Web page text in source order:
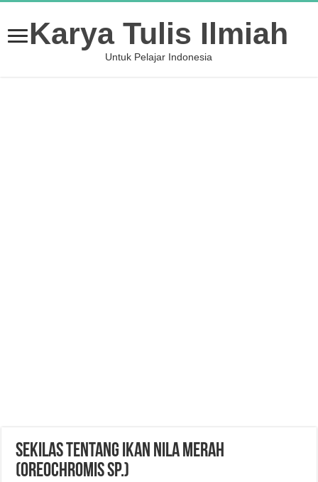
Karya Tulis Ilmiah
Untuk Pelajar Indonesia
Sekilas Tentang Ikan Nila Merah
(Oreochromis sp.)